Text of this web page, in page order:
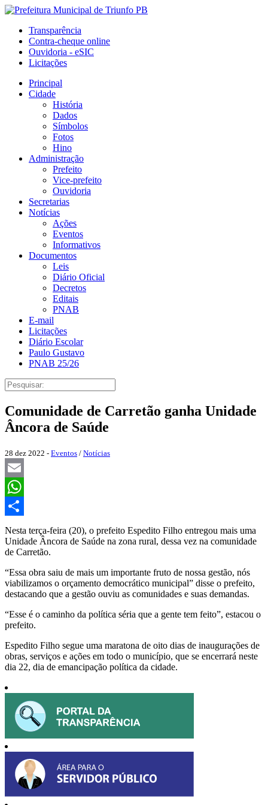
Transparência
Contra-cheque online
Ouvidoria - eSIC
Licitações
Principal
Cidade
História
Dados
Símbolos
Fotos
Hino
Administração
Prefeito
Vice-prefeito
Ouvidoria
Secretarias
Notícias
Ações
Eventos
Informativos
Documentos
Leis
Diário Oficial
Decretos
Editais
PNAB
E-mail
Licitações
Diário Escolar
Paulo Gustavo
PNAB 25/26
Comunidade de Carretão ganha Unidade
Âncora de Saúde
28 dez 2022 - Eventos / Notícias
Email
WhatsApp
Share
Nesta terça-feira (20), o prefeito Espedito Filho entregou mais uma
Unidade Âncora de Saúde na zona rural, dessa vez na comunidade
de Carretão.
“Essa obra saiu de mais um importante fruto de nossa gestão, nós
viabilizamos o orçamento democrático municipal” disse o prefeito,
destacando que a gestão ouviu as comunidades e suas demandas.
“Esse é o caminho da política séria que a gente tem feito”, estacou o
prefeito.
Espedito Filho segue uma maratona de oito dias de inaugurações de
obras, serviços e ações em todo o município, que se encerrará neste
dia 22, dia de emancipação política da cidade.